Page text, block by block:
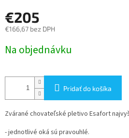
€205
€166,67 bez DPH
cena:
Na objednávku
Pridať do košíka
Zvárané chovateľské pletivo Esafort
- jednotlivé oká sú pravouhlé.